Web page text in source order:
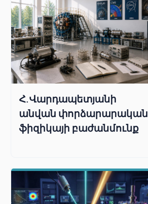
Հ.Վարդապետյանի
անվան փորձարարական
ֆիզիկայի բաժանմունք